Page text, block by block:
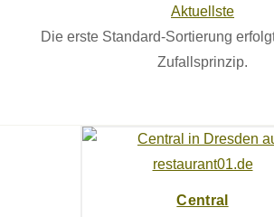
Aktuellste
Die erste Standard-Sortierung
Zufallsprinzip.
Central